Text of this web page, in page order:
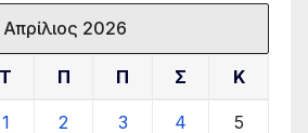
Απρίλιος 2026
Τ Π Π Σ Κ
1 2 3 4 5